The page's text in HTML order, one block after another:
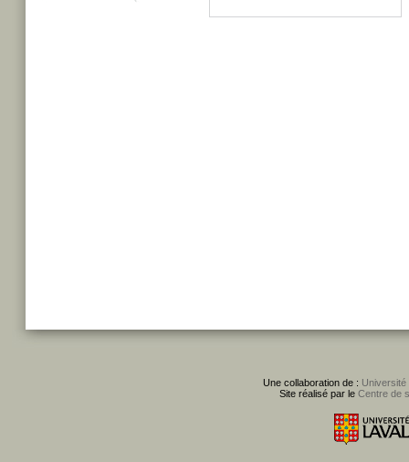
Une collaboration de : Université
Site réalisé par le Centre de